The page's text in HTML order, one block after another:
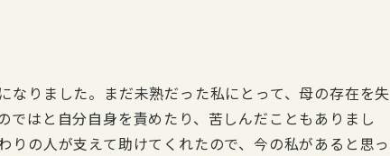
りました。まだ未熟だった私にとって、母の存在を失
はと自分自身を責めたり、苦しんだこともありまし
の人が支えて助けてくれたので、今の私があると思っ